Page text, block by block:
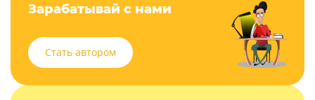
Зарабатывай с нами
Стать автором